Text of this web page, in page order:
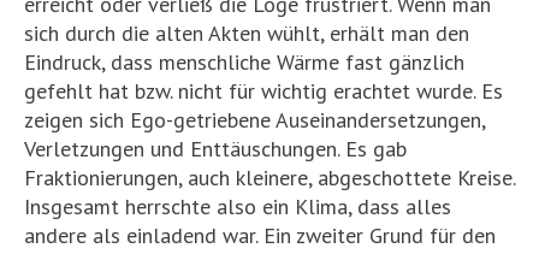
sich durch die alten Akten wühlt, erhält man den
Eindruck, dass menschliche Wärme fast gänzlich
gefehlt hat bzw. nicht für wichtig erachtet wurde. Es
zeigen sich Ego-getriebene Auseinandersetzungen,
Verletzungen und Enttäuschungen. Es gab
Fraktionierungen, auch kleinere, abgeschottete Kreise.
Insgesamt herrschte also ein Klima, dass alles
andere als einladend war. Ein zweiter Grund für den